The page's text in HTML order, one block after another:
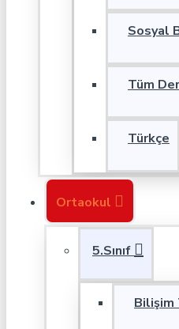
Sosyal
Tüm
Türkçe
Ortaokul
5.Sınıf
Bilişim